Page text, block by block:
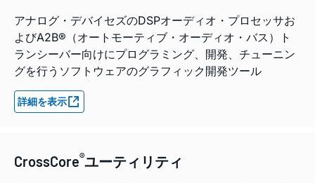
アナログ・デバイセズのDSPオーディオ・プロセッサお
よびA2B®（オートモーティブ・オーディオ・バス）ト
ランシーバー向けにプログラミング、開発、チューニン
グを行うソフトウェアのグラフィック開発ツール
詳細を表示
CrossCore®ユーティリティ